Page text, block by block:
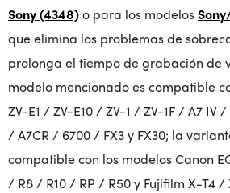
Sony (4348)o para los modelos
que elimina los problemas de
prolonga el tiempo de grabación de
modelo mencionado es compatible
ZV-E1 / ZV-E10 / ZV-1 / ZV-1F / A7 IV
/ A7CR / 6700 / FX3 y FX30; la
compatible con los modelos Canon
/ R8 / R10 / RP / R50 y Fujifilm X-T4 /